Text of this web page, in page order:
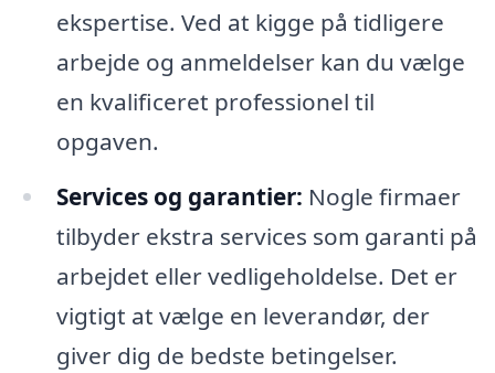
ekspertise. Ved at kigge på tidligere
arbejde og anmeldelser kan du vælge
en kvalificeret professionel til
opgaven.
Services og garantier: Nogle firmaer
tilbyder ekstra services som garanti på
arbejdet eller vedligeholdelse. Det er
vigtigt at vælge en leverandør, der
giver dig de bedste betingelser.